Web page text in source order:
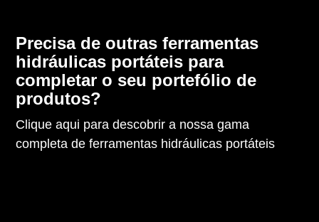
Precisa de outras ferramentas
hidráulicas portáteis para
completar o seu portefólio de
produtos?
Clique aqui para descobrir a nossa gama
completa de ferramentas hidráulicas portáteis